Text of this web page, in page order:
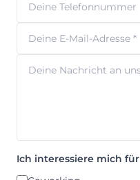
Ich interessiere mich für